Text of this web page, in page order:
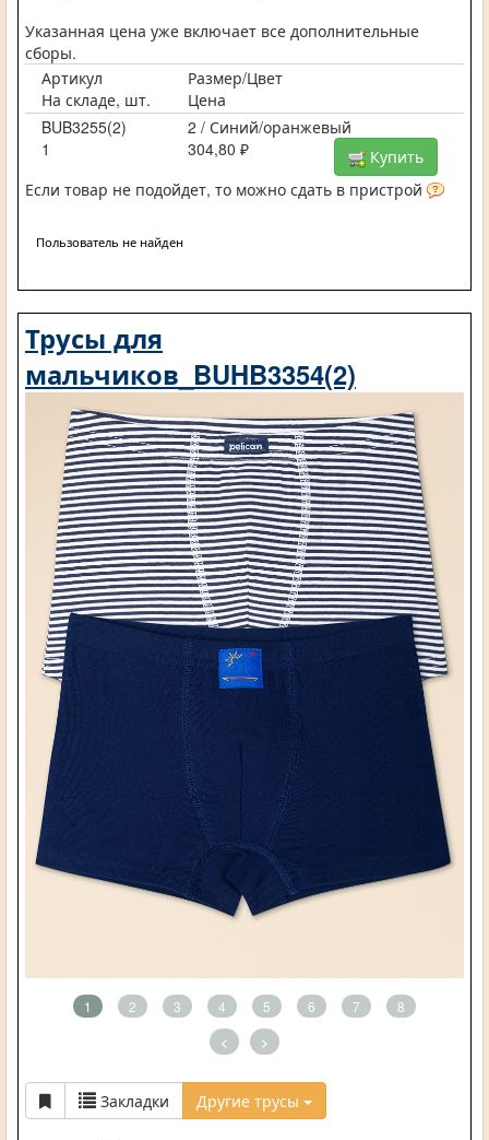
Указанная цена уже включает все дополнительные
сборы.
Артикул
Размер/Цвет
На складе, шт.
Цена
BUB3255(2)
2 / Синий/оранжевый
1
304,80 ₽
Купить
Если товар не подойдет, то можно сдать в пристрой
Пользователь не найден
Трусы для
мальчиков_BUHB3354(2)
1 2 3 4 5 6 7 8
< >
Закладки Другие трусы